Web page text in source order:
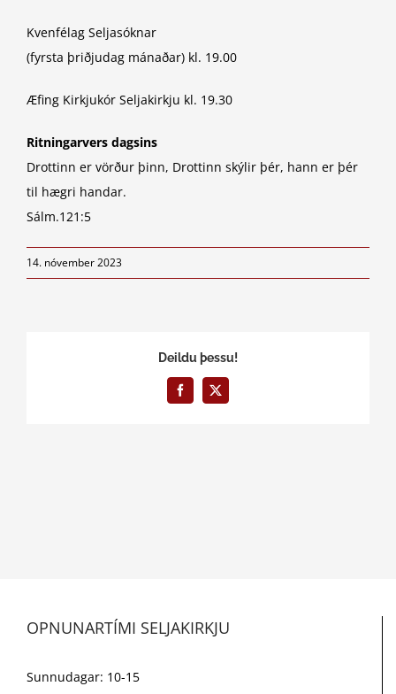
Kvenfélag Seljasóknar
(fyrsta þriðjudag mánaðar) kl. 19.00
Æfing Kirkjukór Seljakirkju kl. 19.30
Ritningarvers dagsins
Drottinn er vörður þinn, Drottinn skýlir þér, hann er þér
til hægri handar.
Sálm.121:5
14. nóvember 2023
Deildu þessu!
Facebook
X
OPNUNARTÍMI SELJAKIRKJU
Sunnudagar: 10-15